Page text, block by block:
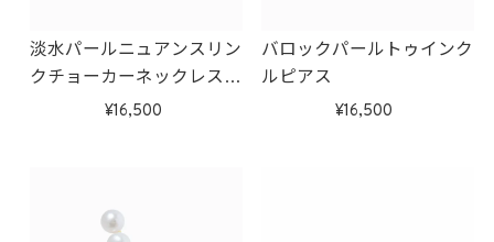
淡水パールニュアンスリン
クチョーカーネックレス
(ゴールド)16,500
バロックパールトゥインク
ルピアス
16,500